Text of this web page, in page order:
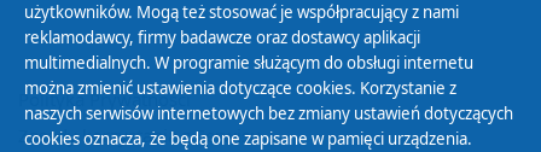
Polityka Prywatności
Zasady korzystania z Serwisu
użytkowników. Mogą też stosować je współpracujący z nami
reklamodawcy, firmy badawcze oraz dostawcy aplikacji
multimedialnych. W programie służącym do obsługi internetu
można zmienić ustawienia dotyczące cookies. Korzystanie z
naszych serwisów internetowych bez zmiany ustawień dotyczących
cookies oznacza, że będą one zapisane w pamięci urządzenia.